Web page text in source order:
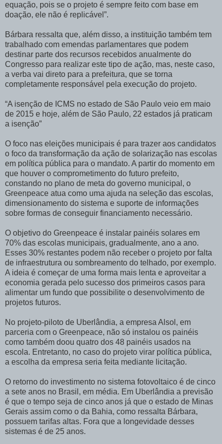
equação, pois se o projeto é sempre feito com base em
doação, ele não é replicável”.
Bárbara ressalta que, além disso, a instituição também tem
trabalhado com emendas parlamentares que podem
destinar parte dos recursos recebidos anualmente do
Congresso para realizar este tipo de ação, mas, neste caso,
a verba vai direto para a prefeitura, que se torna
completamente responsável pela execução do projeto.
“A isenção de ICMS no estado de São Paulo veio em maio
de 2015 e hoje, além de São Paulo, 22 estados já praticam
a isenção”
O foco nas eleições municipais é para trazer aos candidatos
o foco da transformação da ação de solarização nas escolas
em política pública para o mandato. A partir do momento em
que houver o comprometimento do futuro prefeito,
constando no plano de meta do governo municipal, o
Greenpeace atua como uma ajuda na seleção das escolas,
dimensionamento do sistema e suporte de informações
sobre formas de conseguir financiamento necessário.
O objetivo do Greenpeace é instalar painéis solares em
70% das escolas municipais, gradualmente, ano a ano.
Esses 30% restantes podem não receber o projeto por falta
de infraestrutura ou sombreamento do telhado, por exemplo.
A ideia é começar de uma forma mais lenta e aproveitar a
economia gerada pelo sucesso dos primeiros casos para
alimentar um fundo que possibilite o desenvolvimento de
projetos futuros.
No projeto-piloto de Uberlândia, a empresa Alsol, em
parceria com o Greenpeace, não só instalou os painéis
como também doou quatro dos 48 painéis usados na
escola. Entretanto, no caso do projeto virar política pública,
a escolha da empresa seria feita mediante licitação.
O retorno do investimento no sistema fotovoltaico é de cinco
a sete anos no Brasil, em média. Em Uberlândia a previsão
é que o tempo seja de cinco anos já que o estado de Minas
Gerais assim como o da Bahia, como ressalta Bárbara,
possuem tarifas altas. Fora que a longevidade desses
sistemas é de 25 anos.